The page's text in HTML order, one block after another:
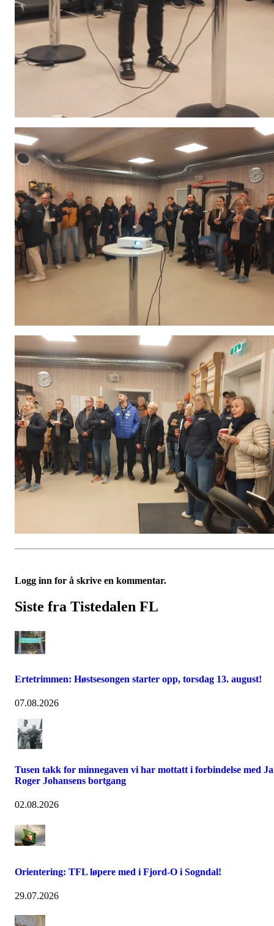
Logg inn for å skrive en kommentar.
Siste fra Tistedalen FL
Ertetrimmen: Høstsesongen starter opp, torsdag 13. august!
07.08.2026
Tusen takk for minnegaven vi har mottatt i forbindelse med
Roger Johansens bortgang
02.08.2026
Orientering: TFL løpere med i Fjord-O i Sogndal!
29.07.2026